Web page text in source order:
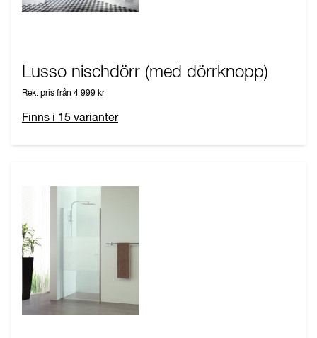
Lusso nischdörr (med dörrknopp)
Rek. pris från 4 999 kr
Finns i 15 varianter